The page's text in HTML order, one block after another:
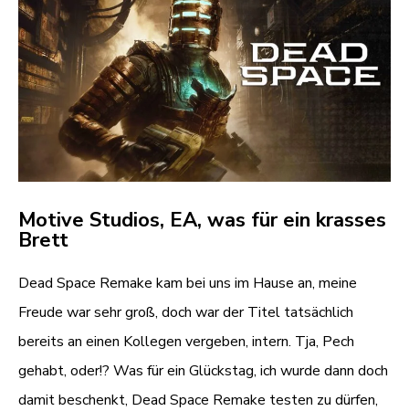
Motive Studios, EA, was für ein krasses
Brett
Dead Space Remake kam bei uns im Hause an, meine
Freude war sehr groß, doch war der Titel tatsächlich
bereits an einen Kollegen vergeben, intern. Tja, Pech
gehabt, oder!? Was für ein Glückstag, ich wurde dann doch
damit beschenkt, Dead Space Remake testen zu dürfen,